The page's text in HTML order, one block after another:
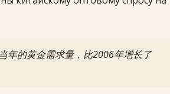
年的黄金需求量，比2006年增长了